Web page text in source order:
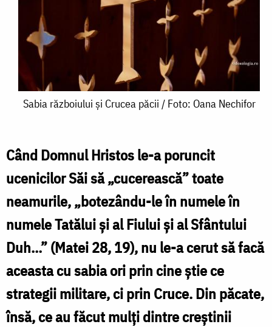
Sabia
și
Crucea
păcii
/
Foto:
Oana
Nechifor
Sabia războiului și Crucea păcii / Foto: Oana Nechifor
Când Domnul Hristos le-a poruncit
ucenicilor Săi să „cucerească” toate
neamurile, „botezându-le în numele în
numele Tatălui și al Fiului și al Sfântului
Duh…” (Matei 28, 19), nu le-a cerut să facă
aceasta cu sabia ori prin cine știe ce
strategii militare, ci prin Cruce. Din păcate,
însă, ce au făcut mulți dintre creștinii